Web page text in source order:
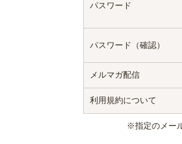
パスワード
パスワード（確認）
メルマガ配信
利用規約について
※指定のメー